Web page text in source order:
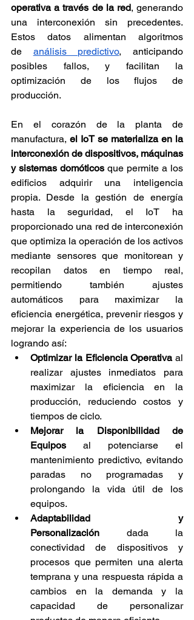
operativa a través de la red, generando
una interconexión sin precedentes.
Estos datos alimentan algoritmos
de
análisis predictivo, anticipando
posibles fallos, y facilitan la
optimización de los flujos de
producción.
En el corazón de la planta de
manufactura, el IoT se materializa en la
interconexión de dispositivos, máquinas
y sistemas domóticos que permite a los
edificios adquirir una inteligencia
propia. Desde la gestión de energía
hasta la seguridad, el IoT ha
proporcionado una red de interconexión
que optimiza la operación de los activos
mediante sensores que monitorean y
recopilan datos en tiempo real,
permitiendo también ajustes
automáticos para maximizar la
eficiencia energética, prevenir riesgos y
mejorar la experiencia de los usuarios
logrando así:
Optimizar la Eficiencia Operativa al
realizar ajustes inmediatos para
maximizar la eficiencia en la
producción, reduciendo costos y
tiempos de ciclo.
Mejorar la Disponibilidad de
Equipos al potenciarse el
mantenimiento predictivo, evitando
paradas no programadas y
prolongando la vida útil de los
equipos.
Adaptabilidad y
Personalización dada la
conectividad de dispositivos y
procesos que permiten una alerta
temprana y una respuesta rápida a
cambios en la demanda y la
capacidad de personalizar